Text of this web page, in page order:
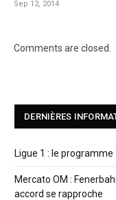
Sep 12, 2014
Comments are closed.
DERNIÈRES
Ligue 1 : le
Mercato OM :
accord se rapproche